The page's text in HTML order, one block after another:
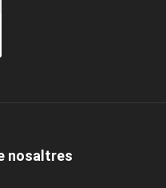
nosaltres